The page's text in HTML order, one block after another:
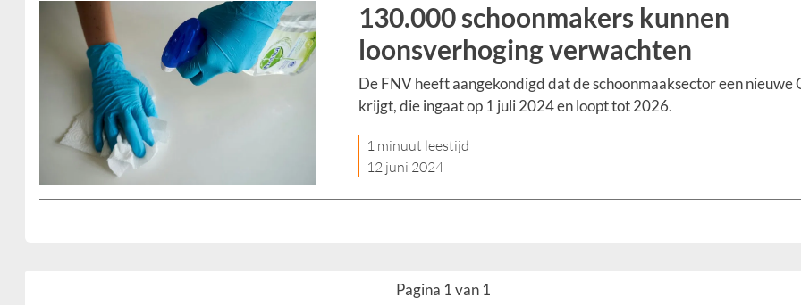
130.000 schoonmakers kunnen
loonsverhoging verwachten
De FNV heeft aangekondigd dat de schoonmaaksector een nieuwe
krijgt, die ingaat op 1 juli 2024 en loopt tot 2026.
1 minuut leestijd
12 juni 2024
Pagina 1 van 1